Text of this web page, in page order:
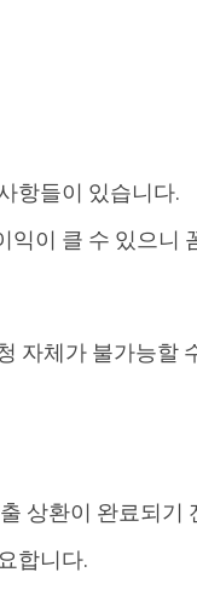
항들이 있습니다.
이 클 수 있으니
자체가 불가능할
상환이 완료되기
합니다.